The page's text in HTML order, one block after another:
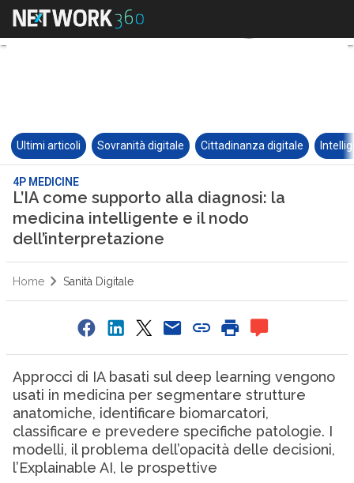
Ultimi articoli Sovranità digitale Cittadinanza digitale
4P MEDICINE
L’IA come supporto alla diagnosi: la
medicina intelligente e il nodo
dell’interpretazione
Home Sanità Digitale
Approcci di IA basati sul deep learning vengono
usati in medicina per segmentare strutture
anatomiche, identificare biomarcatori,
classificare e prevedere specifiche patologie. I
modelli, il problema dell’opacità delle decisioni,
l’Explainable AI, le prospettive